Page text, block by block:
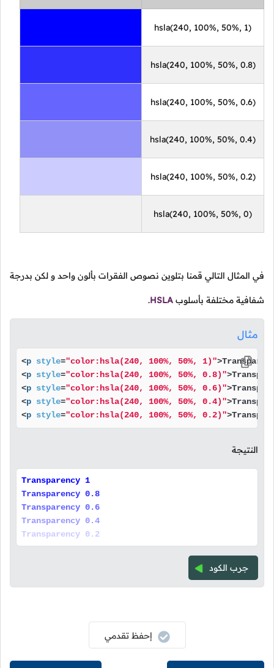
hsla(240, 100%, 50%, 1)
hsla(240, 100%, 50%, 0.8)
hsla(240, 100%, 50%, 0.6)
hsla(240, 100%, 50%, 0.4)
hsla(240, 100%, 50%, 0.2)
hsla(240, 100%, 50%, 0)
في المثال التالي قمنا بتلوين نصوص الفقرات بألون واحد و لكن بدرجة
شفافية مختلفة بأسلوب HSLA
.
مثال
<p style="color:hsla(240, 100%, 50%, 1)">
<p style="color:hsla(240, 100%, 50%, 0.8)">
<p style="color:hsla(240, 100%, 50%, 0.6)">
<p style="color:hsla(240, 100%, 50%, 0.4)">
<p style="color:hsla(240, 100%, 50%, 0.2)">
النتيجة
Transparency 1
Transparency 0.8
Transparency 0.6
Transparency 0.4
Transparency 0.2
جرب الكود
إحفظ تقدمي